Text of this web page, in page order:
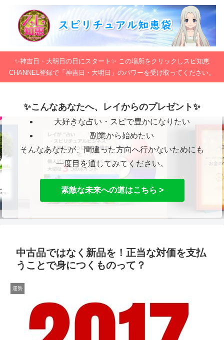
✨神吉日・大明日の日にスタート✨ この場所をクリックしスピ知恵
CHANNEL登録で「神吉日・大明日」のパワーを受け取ってください。
✨こんなあなたへ、レイからのプレゼント✨
大好きな占い・スピで豊かになりたい
副業から始めたい
そんなあなたが、間違った方向へ行かないためにも
一度目を通してみてください。
素敵な未来への道はこちら >
中古品ではなく新品を！正当な対価を支払
うことで身につくものって？
運勢